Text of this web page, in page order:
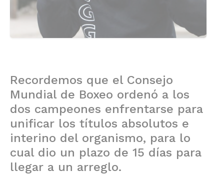
Recordemos que el Consejo
Mundial de Boxeo ordenó a los
dos campeones enfrentarse para
unificar los títulos absolutos e
interino del organismo, para lo
cual dio un plazo de 15 días para
llegar a un arreglo.